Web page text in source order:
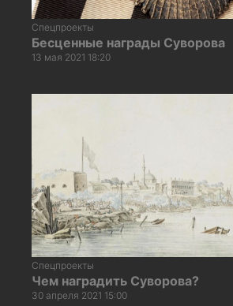
Спецпроекты
Бесценные награды Суворова
13 мая 2021 18:20
Спецпроекты
Чем наградить Суворова?
30 апреля 2021 15:00